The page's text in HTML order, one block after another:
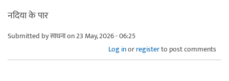
नदिया के पार
Submitted byसाधनाon 23 May, 2026 - 06:25
Log inorregisterto post comments